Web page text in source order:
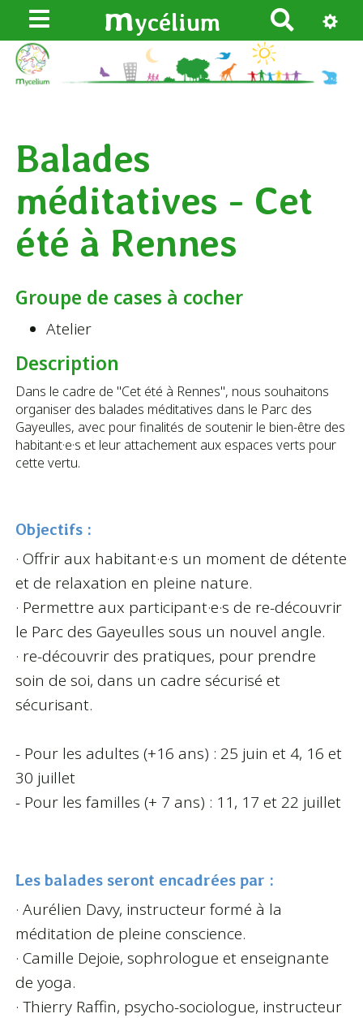
mycélium
e
c
h
e
Balades
méditatives - Cet
été à Rennes
Groupe de cases à cocher
Atelier
Description
Dans le cadre de "Cet été à Rennes", nous souhaitons
organiser des balades méditatives dans le Parc des
Gayeulles, avec pour finalités de soutenir le bien-être des
habitant·e·s et leur attachement aux espaces verts pour
cette vertu.
Objectifs :
· Offrir aux habitant·e·s un moment de détente
et de relaxation en pleine nature.
· Permettre aux participant·e·s de re-découvrir
le Parc des Gayeulles sous un nouvel angle.
· re-découvrir des pratiques, pour prendre
soin de soi, dans un cadre sécurisé et
sécurisant.
- Pour les adultes (+16 ans) : 25 juin et 4, 16 et
30 juillet
- Pour les familles (+ 7 ans) : 11, 17 et 22 juillet
Les balades seront encadrées par :
· Aurélien Davy, instructeur formé à la
méditation de pleine conscience.
· Camille Dejoie, sophrologue et enseignante
de yoga.
· Thierry Raffin, psycho-sociologue, instructeur